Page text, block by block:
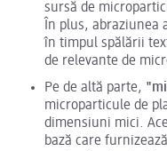
sursă de
În plus, abraziunea
în timpul spălării
de relevante de
Pe de altă parte,
microparticule de
dimensiuni mici.
bază care